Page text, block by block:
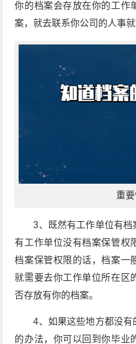
你的档案会存放在你的工作
案，就去联系你公司的人事就
重
3、既然有工作单位有
有工作单位没有档案保管权
档案保管权限的话，档案一
就需要去你工作单位所在区
否存放有你的档案。
4、如果这些地方都没有
的办法，你可以回到你毕业